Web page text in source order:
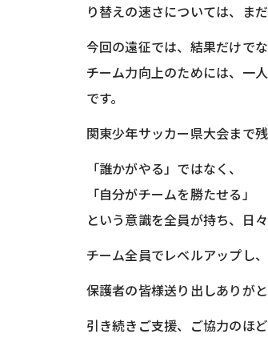
り替えの速さについては、ま
今回の遠征では、結果だけで
チーム力向上のためには、一
です。
関東少年サッカー県大会まで
「誰かがやる」ではなく、
「自分がチームを勝たせる」
という意識を全員が持ち、日
チーム全員でレベルアップし
保護者の皆様送り出しありが
引き続きご支援、ご協力のほ